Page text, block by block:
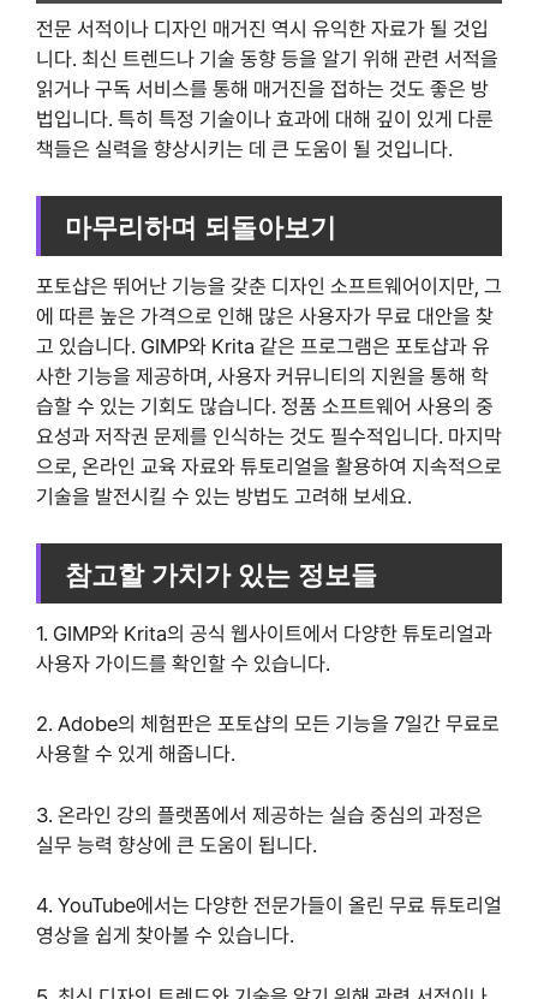
전문 서적이나 디자인 매거진 역시 유익한 자료가 될 것입
니다. 최신 트렌드나 기술 동향 등을 알기 위해 관련 서적을
읽거나 구독 서비스를 통해 매거진을 접하는 것도 좋은 방
법입니다. 특히 특정 기술이나 효과에 대해 깊이 있게 다룬
책들은 실력을 향상시키는 데 큰 도움이 될 것입니다.
마무리하며 되돌아보기
포토샵은 뛰어난 기능을 갖춘 디자인 소프트웨어이지만, 그
에 따른 높은 가격으로 인해 많은 사용자가 무료 대안을 찾
고 있습니다. GIMP와 Krita 같은 프로그램은 포토샵과 유
사한 기능을 제공하며, 사용자 커뮤니티의 지원을 통해 학
습할 수 있는 기회도 많습니다. 정품 소프트웨어 사용의 중
요성과 저작권 문제를 인식하는 것도 필수적입니다. 마지막
으로, 온라인 교육 자료와 튜토리얼을 활용하여 지속적으로
기술을 발전시킬 수 있는 방법도 고려해 보세요.
참고할 가치가 있는 정보들
1. GIMP와 Krita의 공식 웹사이트에서 다양한 튜토리얼과
사용자 가이드를 확인할 수 있습니다.
2. Adobe의 체험판은 포토샵의 모든 기능을 7일간 무료로
사용할 수 있게 해줍니다.
3. 온라인 강의 플랫폼에서 제공하는 실습 중심의 과정은
실무 능력 향상에 큰 도움이 됩니다.
4. YouTube에서는 다양한 전문가들이 올린 무료 튜토리얼
영상을 쉽게 찾아볼 수 있습니다.